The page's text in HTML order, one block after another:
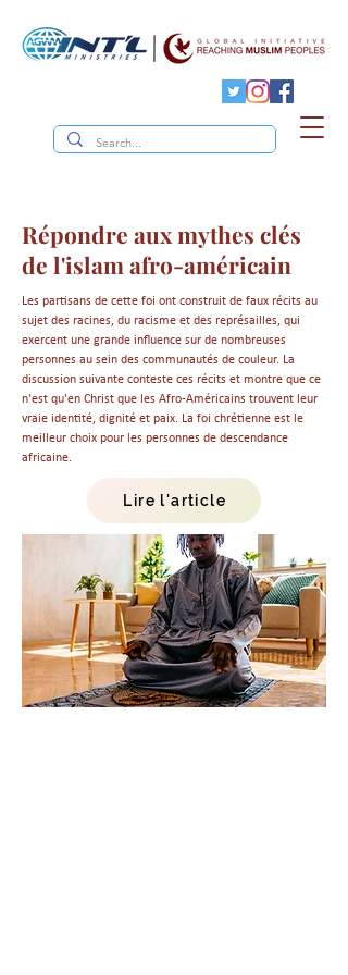
Répondre aux mythes clés
de l'islam afro-américain
Les partisans de cette foi ont construit de faux récits au
sujet des racines, du racisme et des représailles, qui
exercent une grande influence sur de nombreuses
personnes au sein des communautés de couleur. La
discussion suivante conteste ces récits et montre que ce
n'est qu'en Christ que les Afro-Américains trouvent leur
vraie identité, dignité et paix. La foi chrétienne est le
meilleur choix pour les personnes de descendance
africaine.
Lire l'article